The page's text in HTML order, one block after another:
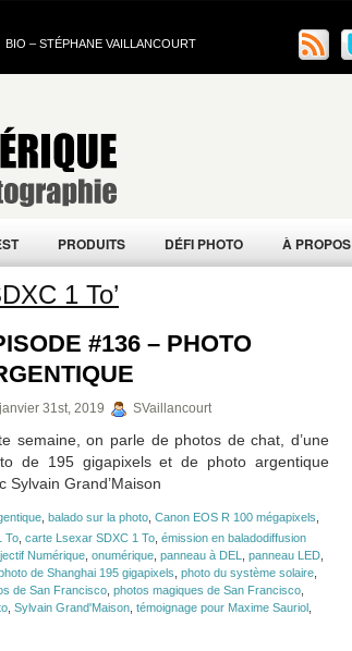
BIO – STÉPHANE VAILLANCOURT
PRODUITS DÉFI PHOTO À PROPOS
1 To’
#136 – PHOTO
janvier 31st, 2019 SVaillancourt
semaine, on parle de photos de chat, d’une
de 195 gigapixels et de photo argentique
Sylvain Grand’Maison
balado sur la photo Canon EOS R 100 mégapixels
To carte Lsexar SDXC 1 To émission en baladodiffusion
Numérique onumérique panneau à DEL panneau LED
de Shanghai 195 gigapixels photo du système solaire
de San Francisco photos magiques de San Francisco
Sylvain Grand'Maison témoignage pour Maxime Sauriol